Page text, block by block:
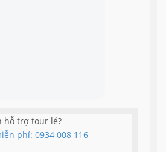
hỗ trợ tour lẻ?
phí: 0934 008 116